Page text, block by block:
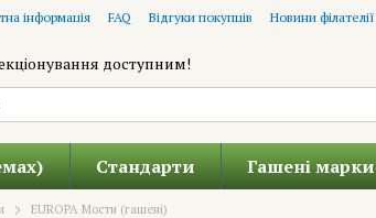
інформація FAQ Відгуки покупців Новини філателії
доступним!
Стандарти Гашені марки
EUROPA Мости (гашені)